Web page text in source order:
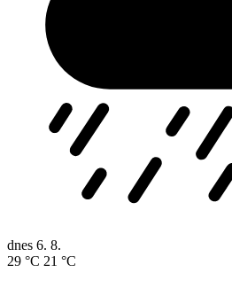
dnes 6. 8.
29 °C 21 °C